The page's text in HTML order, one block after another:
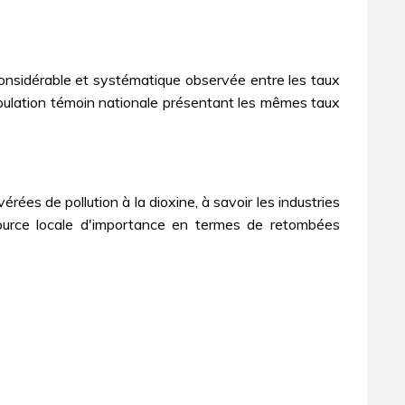
et systématique observée entre les taux
témoin nationale présentant les mêmes taux
de pollution à la dioxine, à savoir les industries
locale d'importance en termes de retombées